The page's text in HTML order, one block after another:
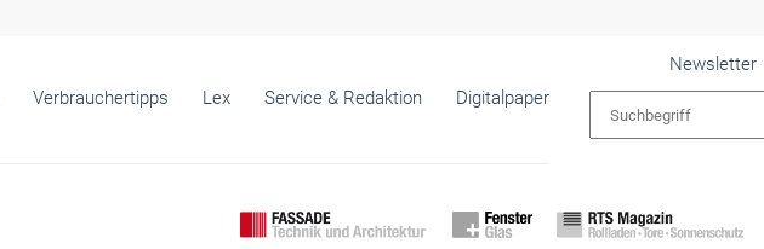
Verbrauchertipps Lex Service & Redaktion Digitalpaper
Newsletter